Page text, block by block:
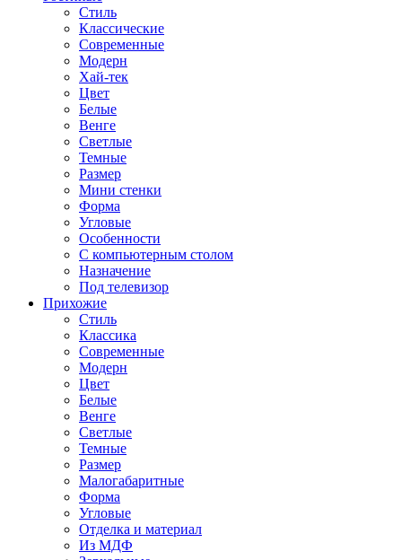
Стиль
Классические
Современные
Модерн
Хай-тек
Цвет
Белые
Венге
Светлые
Темные
Размер
Мини стенки
Форма
Угловые
Особенности
С компьютерным столом
Назначение
Под телевизор
Прихожие
Стиль
Классика
Современные
Модерн
Цвет
Белые
Венге
Светлые
Темные
Размер
Малогабаритные
Форма
Угловые
Отделка и материал
Из МДФ